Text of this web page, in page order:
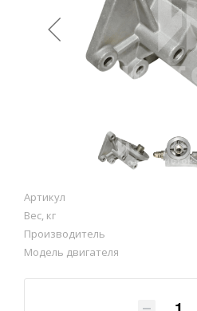
Артикул
Вес, кг
Производитель
Модель двигателя